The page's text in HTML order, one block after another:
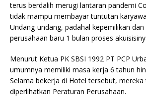
terus berdalih merugi lantaran pandemi
tidak mampu membayar tuntutan
Undang-undang, padahal kepemilikan
perusahaan baru 1 bulan proses
Menurut Ketua PK SBSI 1992 PT PCP
umumnya memiliki masa kerja 6 tahun
Selama bekerja di Hotel tersebut, mereka
diperlihatkan Peraturan Perusahaan.